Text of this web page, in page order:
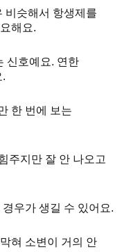
비슷해서 항생제를
해요.
신호예요. 연한
.
한 번에 보는
주지만 잘 안 나오고
우가 생길 수 있어요.
혀 소변이 거의 안